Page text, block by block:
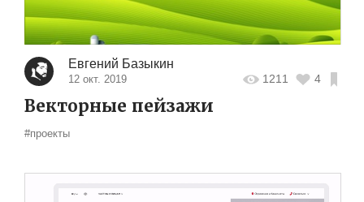
Евгений Базыкин
12 окт. 2019 1211 4
Векторные пейзажи
#проекты